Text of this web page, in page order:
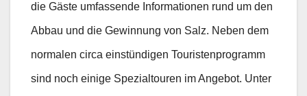
die Gäste umfassende Informationen rund um den
Abbau und die Gewinnung von Salz. Neben dem
normalen circa einstündigen Touristenprogramm
sind noch einige Spezialtouren im Angebot. Unter